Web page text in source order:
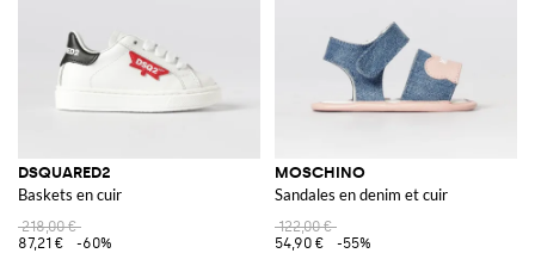
DSQUARED2
Baskets en cuir
218,00 €
87,21 €
-60%
MOSCHINO
Sandales en denim et cuir
122,00 €
54,90 €
-55%